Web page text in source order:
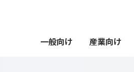
一般向け 産業向け